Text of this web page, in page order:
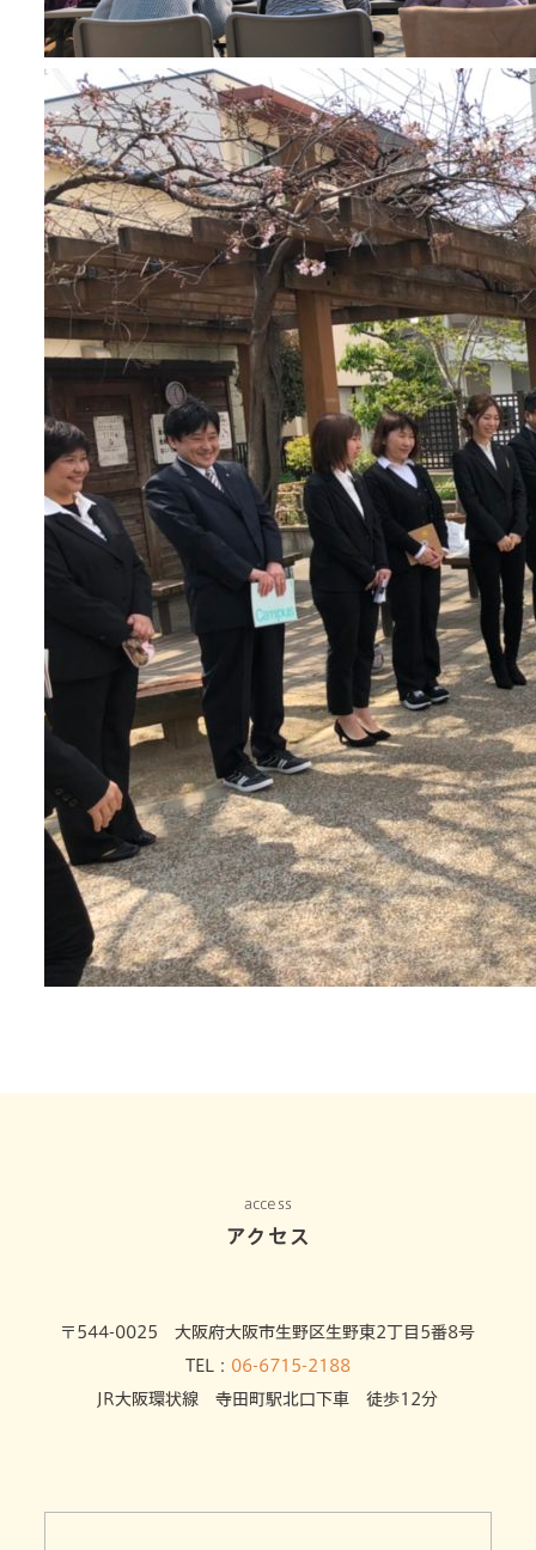
access
アクセス
〒544-0025 大阪府大阪市生野区生野東2丁目5番8号
TEL： 06-6715-2188
JR大阪環状線 寺田町駅北口下車 徒歩12分